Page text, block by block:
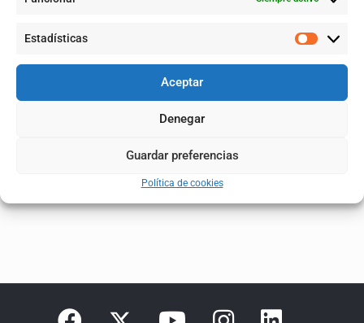
Estadísticas
Aceptar
Denegar
Guardar preferencias
Política de cookies
Estos trabajos se licitan mediante procedimiento abierto
Más información
Plataforma de contratación del sector público